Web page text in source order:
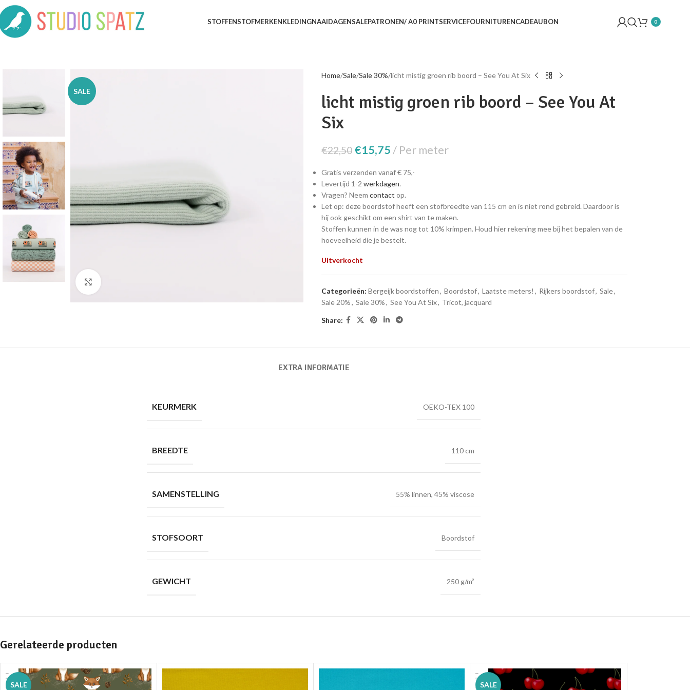
STOFFENSTOFMERKENKLEDINGNAAIDAGENSALEPATRONEN/ A0 PRINTSERVICEFOURNITURENCADEAUBON 0
SALE
Home Sale Sale 30% licht mistig groen rib boord – See You At Six
licht mistig groen rib boord – See You At
Six
€22,50 €15,75 Per meter
Gratis verzenden vanaf € 75,-
Levertijd 1-2 werkdagen.
Vragen? Neem contact op.
Let op: deze boordstof heeft een stofbreedte van 115 cm en is niet rond gebreid. Daardoor is
hij ook geschikt om een shirt van te maken.
Stoffen kunnen in de was nog tot 10% krimpen. Houd hier rekening mee bij het bepalen van de
hoeveelheid die je bestelt.
Uitverkocht
Categorieën: Bergeijk boordstoffen, Boordstof, Laatste meters! , Rijkers boordstof, Sale,
Sale 20%, Sale 30%, See You At Six, Tricot, jacquard
Share:
EXTRA INFORMATIE
KEURMERK OEKO-TEX 100
BREEDTE 110 cm
SAMENSTELLING 55% linnen, 45% viscose
STOFSOORT Boordstof
GEWICHT 250 g/m²
Gerelateerde producten
SALE SALE